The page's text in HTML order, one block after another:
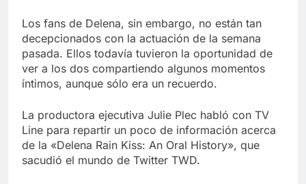
Los fans de Delena, sin embargo, no están tan
decepcionados con la actuación de la semana
pasada. Ellos todavía tuvieron la oportunidad de
ver a los dos compartiendo algunos momentos
íntimos, aunque sólo era un recuerdo.
La productora ejecutiva Julie Plec habló con TV
Line para repartir un poco de información acerca
de la «Delena Rain Kiss: An Oral History», que
sacudió el mundo de Twitter TWD.